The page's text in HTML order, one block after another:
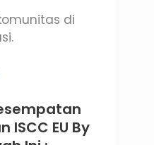
di
ISCC EU By